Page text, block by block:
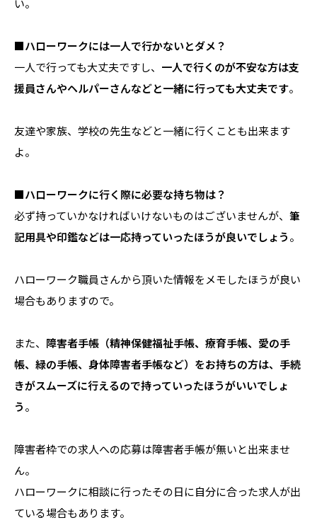
い。
■ハローワークには一人で行かないとダメ？
一人で行っても大丈夫ですし、 一人で行くのが不安な方は支
援員さんやヘルパーさんなどと一緒に行っても大丈夫です。
友達や家族、学校の先生などと一緒に行くことも出来ます
よ。
■ハローワークに行く際に必要な持ち物は？
必ず持っていかなければいけないものはございませんが、 筆
記用具や印鑑などは一応持っていったほうが良いでしょう。
ハローワーク職員さんから頂いた情報をメモしたほうが良い
場合もありますので。
また、 障害者手帳（精神保健福祉手帳、療育手帳、愛の手
帳、緑の手帳、身体障害者手帳など）をお持ちの方は、手続
きがスムーズに行えるので持っていったほうがいいでしょ
う。
障害者枠での求人への応募は障害者手帳が無いと出来ませ
ん。
ハローワークに相談に行ったその日に自分に合った求人が出
ている場合もあります。